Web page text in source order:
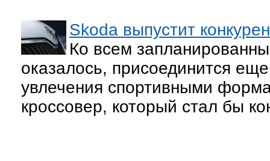
Skoda выпустит
Ко всем
оказалось, присоединится
увлечения спортивными
кроссовер, который стал бы